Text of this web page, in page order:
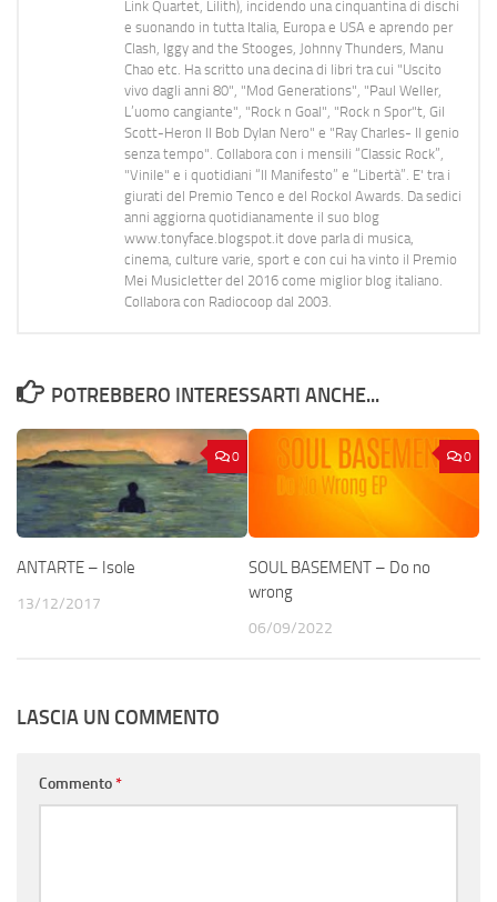
Link Quartet, Lilith), incidendo una cinquantina di dischi
e suonando in tutta Italia, Europa e USA e aprendo per
Clash, Iggy and the Stooges, Johnny Thunders, Manu
Chao etc. Ha scritto una decina di libri tra cui "Uscito
vivo dagli anni 80", "Mod Generations", "Paul Weller,
L’uomo cangiante", "Rock n Goal", "Rock n Spor"t, Gil
Scott-Heron Il Bob Dylan Nero" e "Ray Charles- Il genio
senza tempo". Collabora con i mensili “Classic Rock”,
"Vinile" e i quotidiani “Il Manifesto” e “Libertà”. E' tra i
giurati del Premio Tenco e del Rockol Awards. Da sedici
anni aggiorna quotidianamente il suo blog
www.tonyface.blogspot.it dove parla di musica,
cinema, culture varie, sport e con cui ha vinto il Premio
Mei Musicletter del 2016 come miglior blog italiano.
Collabora con Radiocoop dal 2003.
POTREBBERO INTERESSARTI ANCHE...
0
ANTARTE – Isole
13/12/2017
0
SOUL BASEMENT – Do no
wrong
06/09/2022
LASCIA UN COMMENTO
Commento*